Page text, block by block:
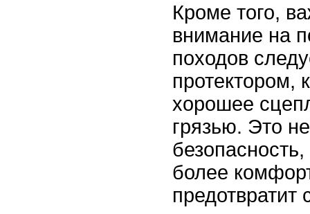
Кроме того,
внимание на
походов
протектором,
хорошее
грязью. Это
более
предотвратит